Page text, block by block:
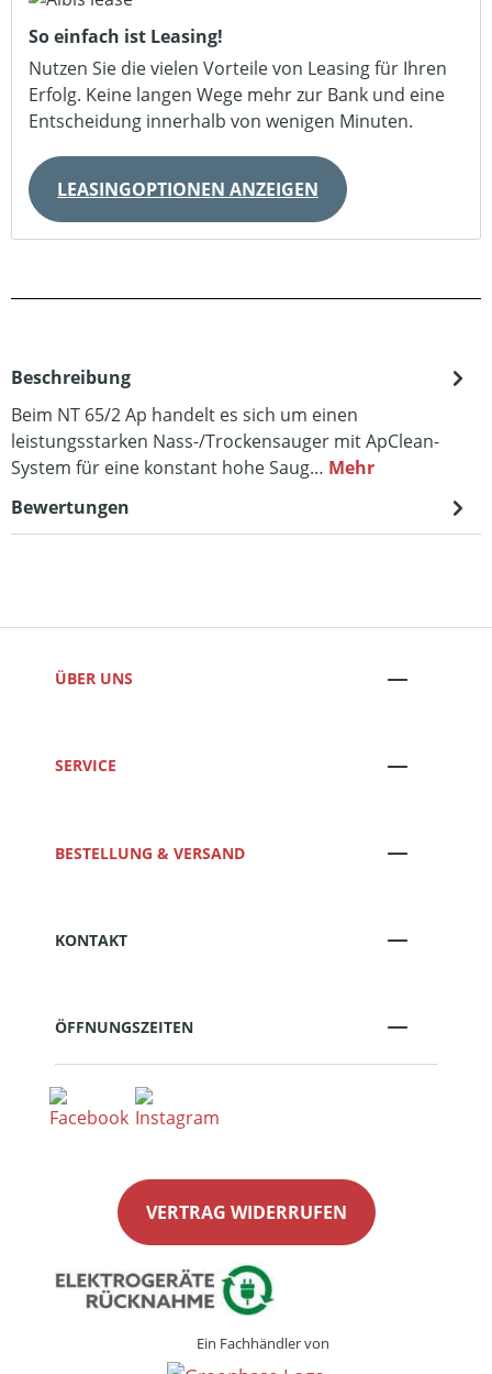
So einfach ist Leasing!
Nutzen Sie die vielen Vorteile von Leasing für Ihren
Erfolg. Keine langen Wege mehr zur Bank und eine
Entscheidung innerhalb von wenigen Minuten.
LEASINGOPTIONEN ANZEIGEN
Beschreibung
Beim NT 65/2 Ap handelt es sich um einen
leistungsstarken Nass-/Trockensauger mit ApClean-
System für eine konstant hohe Saug… Mehr
Bewertungen
ÜBER UNS
SERVICE
BESTELLUNG & VERSAND
KONTAKT
ÖFFNUNGSZEITEN
VERTRAG WIDERRUFEN
Ein Fachhändler von